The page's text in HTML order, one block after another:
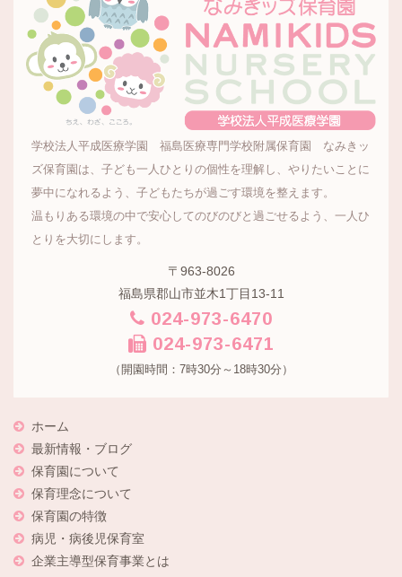
学校法人平成医療学園 福島医療専門学校附属保育園 なみきッ
ズ保育園は、子ども一人ひとりの個性を理解し、やりたいことに
夢中になれるよう、子どもたちが過ごす環境を整えます。
温もりある環境の中で安心してのびのびと過ごせるよう、一人ひ
とりを大切にします。
〒963-8026
福島県郡山市並木1丁目13-11
024-973-6470
024-973-6471
（開園時間：7時30分～18時30分）
ホーム
最新情報・ブログ
保育園について
保育理念について
保育園の特徴
病児・病後児保育室
企業主導型保育事業とは